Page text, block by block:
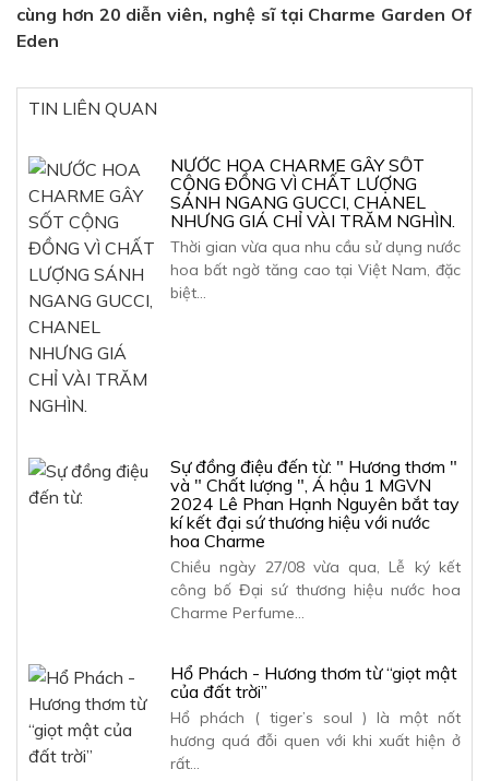
cùng hơn 20 diễn viên, nghệ sĩ tại Charme Garden Of
Eden
TIN LIÊN QUAN
NƯỚC HOA CHARME GÂY SỐT
CỘNG ĐỒNG VÌ CHẤT LƯỢNG
SÁNH NGANG GUCCI, CHANEL
NHƯNG GIÁ CHỈ VÀI TRĂM NGHÌN.
Thời gian vừa qua nhu cầu sử dụng nước
hoa bất ngờ tăng cao tại Việt Nam, đặc
biệt…
Sự đồng điệu đến từ: " Hương thơm "
và " Chất lượng ", Á hậu 1 MGVN
2024 Lê Phan Hạnh Nguyên bắt tay
kí kết đại sứ thương hiệu với nước
hoa Charme
Chiều ngày 27/08 vừa qua, Lễ ký kết
công bố Đại sứ thương hiệu nước hoa
Charme Perfume…
Hổ Phách - Hương thơm từ “giọt mật
của đất trời”
Hổ phách ( tiger’s soul ) là một nốt
hương quá đỗi quen với khi xuất hiện ở
rất…